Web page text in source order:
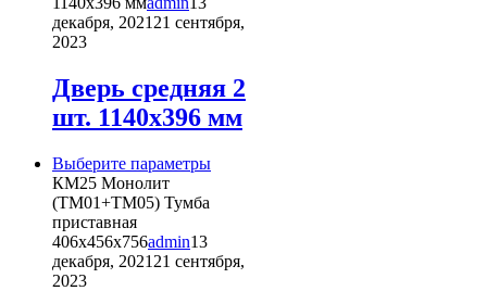
несколько
можно
выбрать
на
товара.
декабря, 2021 21 сентября,
2023
Дверь средняя 2
шт. 1140х396 мм
Выберите параметрыЭтот
Опции
КМ25 Монолит
(ТМ01+ТМ05) Тумба
приставная
406х456х756admin13
декабря, 2021 21 сентября,
2023